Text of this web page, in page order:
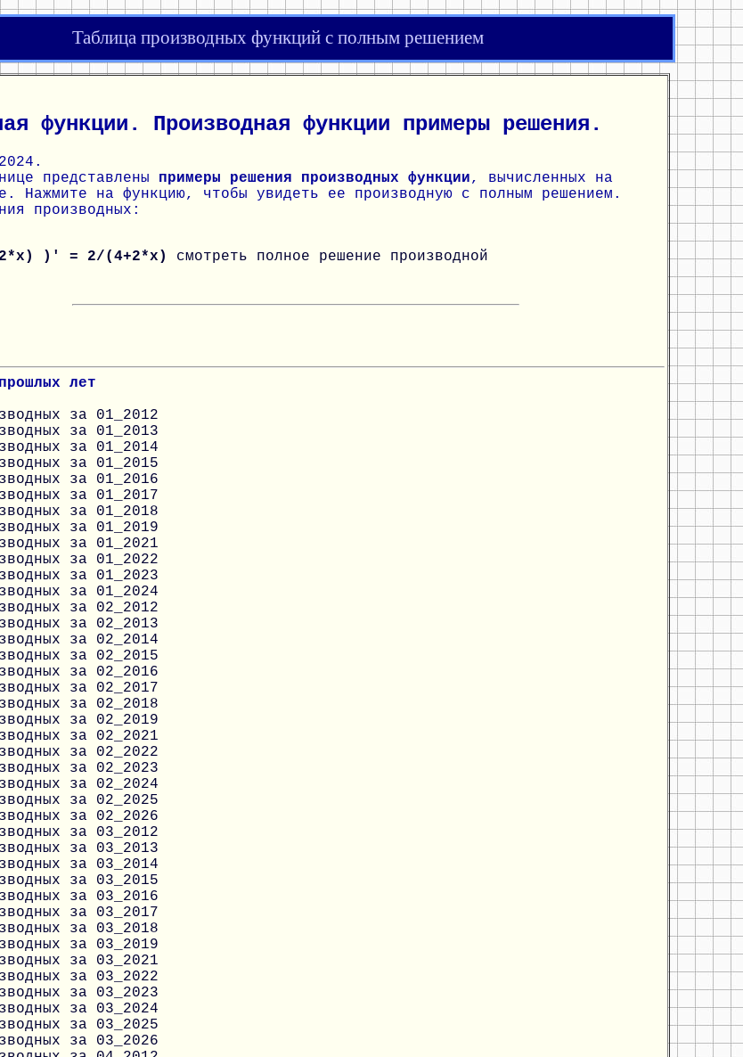
Таблица производных функций с полным решением
функции. Производная функции примеры решения.
представлены примеры решения производных функции, вычисленных на
Нажмите на функцию, чтобы увидеть ее производную с полным решением.
производных:
)' = 2/(4+2*x) смотреть полное решение производной
лет
за 01_2012
за 01_2013
за 01_2014
за 01_2015
за 01_2016
за 01_2017
за 01_2018
за 01_2019
за 01_2021
за 01_2022
за 01_2023
за 01_2024
за 02_2012
за 02_2013
за 02_2014
за 02_2015
за 02_2016
за 02_2017
за 02_2018
за 02_2019
за 02_2021
за 02_2022
за 02_2023
за 02_2024
за 02_2025
за 02_2026
за 03_2012
за 03_2013
за 03_2014
за 03_2015
за 03_2016
за 03_2017
за 03_2018
за 03_2019
за 03_2021
за 03_2022
за 03_2023
за 03_2024
за 03_2025
за 03_2026